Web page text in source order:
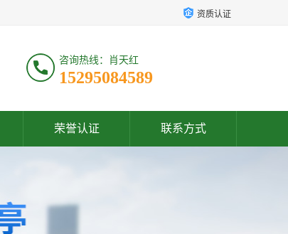
资质认证
咨询热线：肖天红
15295084589
荣誉认证 联系方式